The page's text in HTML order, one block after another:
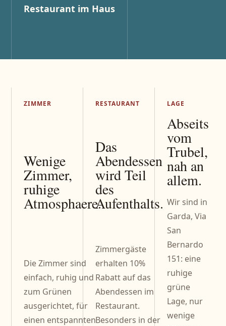
Restaurant im Haus
ZIMMER
Wenige
Zimmer,
ruhige
Atmosphaere.
Die Zimmer sind
einfach, ruhig und
zum Grünen
ausgerichtet, für
einen entspannten
RESTAURANT
Das
Abendessen
wird Teil
des
Aufenthalts.
Zimmergäste
erhalten 10%
Rabatt auf das
Abendessen im
Restaurant.
Besonders in der
LAGE
Abseits
vom
Trubel,
nah an
allem.
Wir sind in
Garda, Via
San
Bernardo
151: eine
ruhige
grüne
Lage, nur
wenige